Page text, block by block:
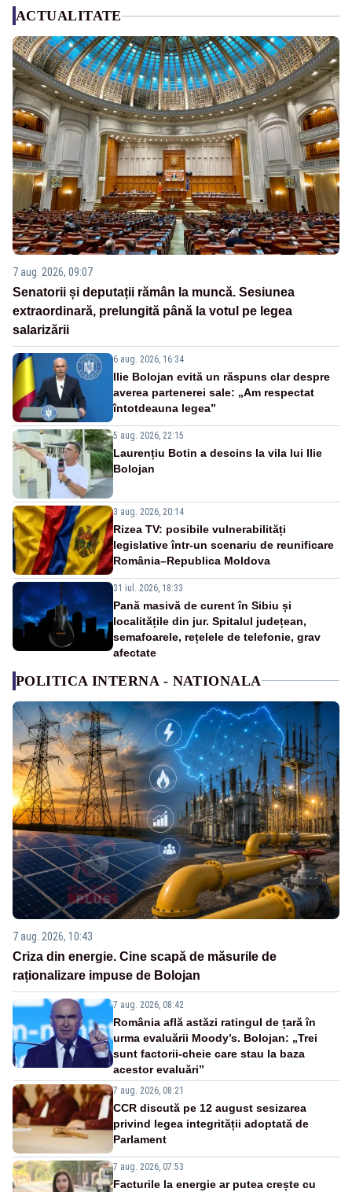
ACTUALITATE
7 aug. 2026, 09:07
Senatorii și deputații rămân la muncă. Sesiunea
extraordinară, prelungită până la votul pe legea
salarizării
6 aug. 2026, 16:34
Ilie Bolojan evită un răspuns clar despre
averea partenerei sale: „Am respectat
întotdeauna legea”
5 aug. 2026, 22:15
Laurențiu Botin a descins la vila lui Ilie
Bolojan
3 aug. 2026, 20:14
Rizea TV: posibile vulnerabilități
legislative într-un scenariu de reunificare
România–Republica Moldova
31 iul. 2026, 18:33
Pană masivă de curent în Sibiu și
localitățile din jur. Spitalul județean,
semafoarele, rețelele de telefonie, grav
afectate
POLITICA INTERNA - NATIONALA
7 aug. 2026, 10:43
Criza din energie. Cine scapă de măsurile de
raționalizare impuse de Bolojan
7 aug. 2026, 08:42
România află astăzi ratingul de țară în
urma evaluării Moody’s. Bolojan: „Trei
sunt factorii-cheie care stau la baza
acestor evaluări”
7 aug. 2026, 08:21
CCR discută pe 12 august sesizarea
privind legea integrității adoptată de
Parlament
7 aug. 2026, 07:53
Facturile la energie ar putea crește cu